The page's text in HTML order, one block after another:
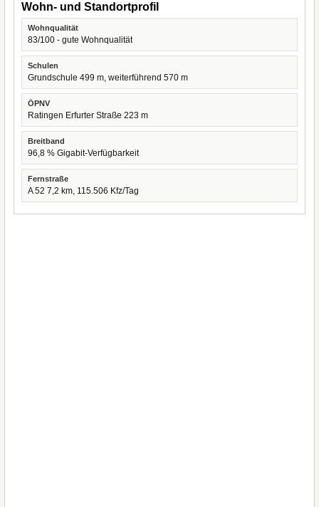
Wohn- und Standortprofil
Wohnqualität
83/100 - gute Wohnqualität
Schulen
Grundschule 499 m, weiterführend 570 m
ÖPNV
Ratingen Erfurter Straße 223 m
Breitband
96,8 % Gigabit-Verfügbarkeit
Fernstraße
A 52 7,2 km, 115.506 Kfz/Tag